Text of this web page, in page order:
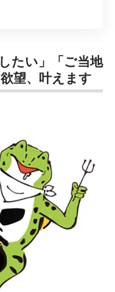
たい」「ご当地
望、叶えます